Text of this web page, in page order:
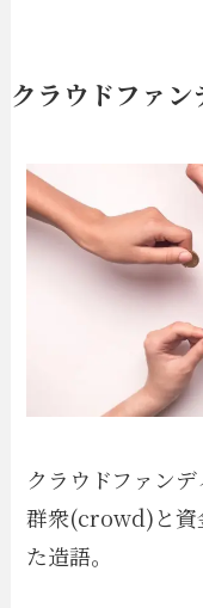
クラウドファン
クラウドファン
群衆(crowd)と
た造語。